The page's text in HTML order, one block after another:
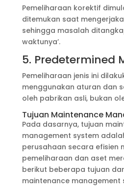
Pemeliharaan korektif
ditemukan saat
sehingga masalah
waktunya’.
5. Predetermined
Pemeliharaan jenis ini
menggunakan aturan dan
oleh pabrikan asli, bukan
Tujuan Maintenance
Pada dasarnya, tujuan
management system
perusahaan secara efisien
pemeliharaan dan aset
berikut beberapa tujuan
maintenance management